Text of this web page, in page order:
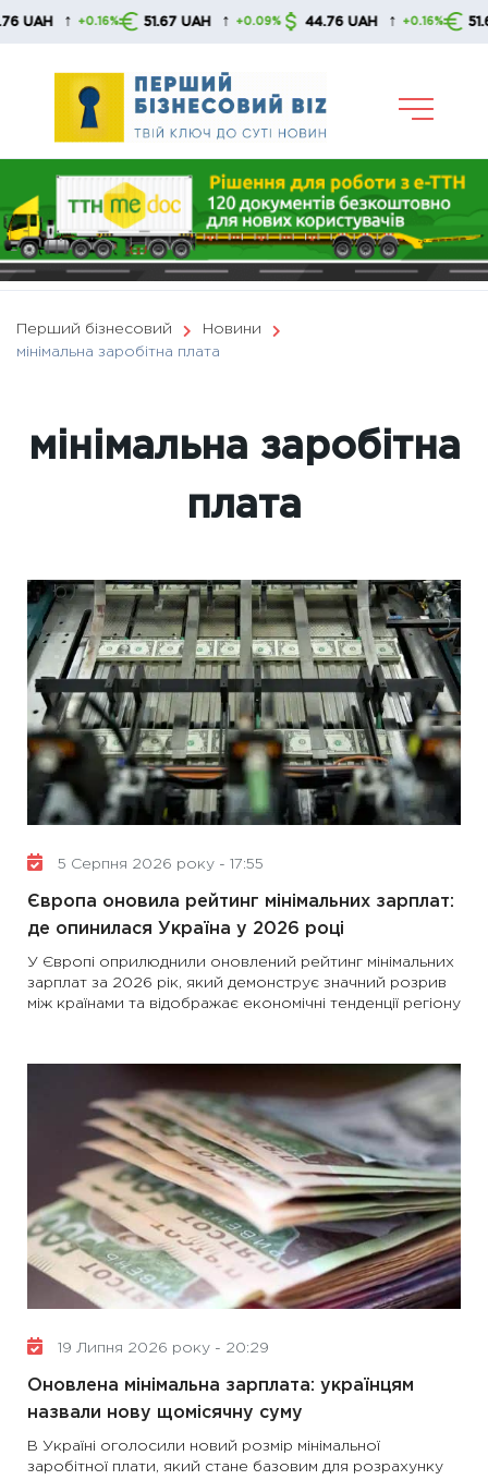
Skip
51.67 UAH ↑ +0.09% 44.76 UAH ↑ +0.16% 51.67 UAH ↑
Перший бізнесовий
Новини
мінімальна заробітна плата
мінімальна заробітна
плата
5 Серпня 2026 року - 17:55
Європа оновила рейтинг мінімальних зарплат:
де опинилася Україна у 2026 році
У Європі оприлюднили оновлений рейтинг мінімальних
зарплат за 2026 рік, який демонструє значний розрив
між країнами та відображає економічні тенденції регіону
19 Липня 2026 року - 20:29
Оновлена мінімальна зарплата: українцям
назвали нову щомісячну суму
В Україні оголосили новий розмір мінімальної
заробітної плати, який стане базовим для розрахунку